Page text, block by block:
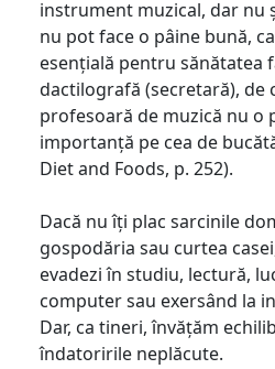
instrument muzical, dar nu
nu pot face o pâine bună,
esențială pentru sănătatea
dactilografă (secretară), de
profesoară de muzică nu o
importanță pe cea de
Diet and Foods, p. 252).
Dacă nu îți plac sarcinile
gospodăria sau curtea
evadezi în studiu, lectură,
computer sau exersând la
Dar, ca tineri, învățăm
îndatoririle neplăcute.